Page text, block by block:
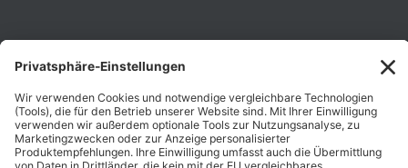
Unternehmen
Zahlungsarten